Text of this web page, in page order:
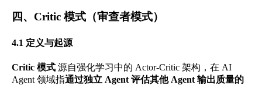
四、Critic 模式（审查者模式）
4.1 定义与起源
Critic 模式 源自强化学习中的 Actor-Critic 架构，在 AI
Agent 领域指通过独立 Agent 评估其他 Agent 输出质量的